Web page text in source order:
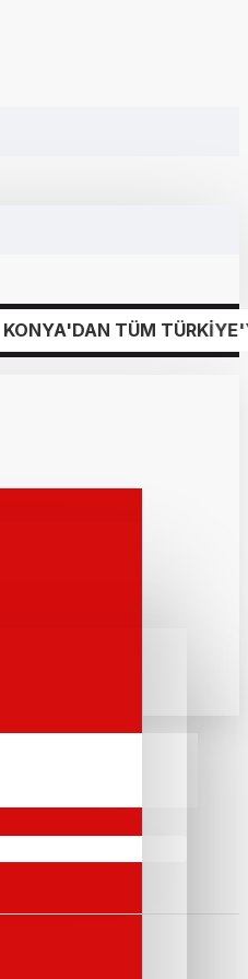
TÜM TÜRKİYE'YE MARKET